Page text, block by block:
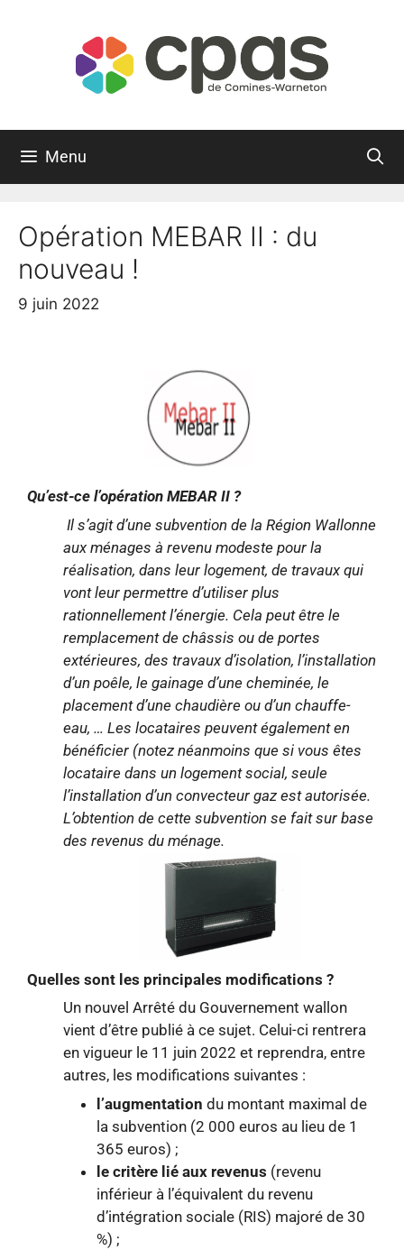
Menu
Opération MEBAR II : du
nouveau !
9 juin 2022
Qu’est-ce l’opération MEBAR II ?
Il s’agit d’une subvention de la Région Wallonne
aux ménages à revenu modeste pour la
réalisation, dans leur logement, de travaux qui
vont leur permettre d’utiliser plus
rationnellement l’énergie. Cela peut être le
remplacement de châssis ou de portes
extérieures, des travaux d’isolation, l’installation
d’un poêle, le gainage d’une cheminée, le
placement d’une chaudière ou d’un chauffe-
eau, … Les locataires peuvent également en
bénéficier (notez néanmoins que si vous êtes
locataire dans un logement social, seule
l’installation d’un convecteur gaz est autorisée.
L’obtention de cette subvention se fait sur base
des revenus du ménage.
Quelles sont les principales modifications ?
Un nouvel Arrêté du Gouvernement wallon
vient d’être publié à ce sujet. Celui-ci rentrera
en vigueur le 11 juin 2022 et reprendra, entre
autres, les modifications suivantes :
l’augmentation du montant maximal de
la subvention (2 000 euros au lieu de 1
365 euros) ;
le critère lié aux revenus (revenu
inférieur à l’équivalent du revenu
d’intégration sociale (RIS) majoré de 30
%) ;